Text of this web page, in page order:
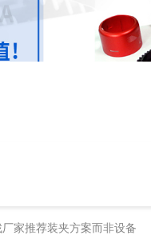
家推荐装夹方案而非设备